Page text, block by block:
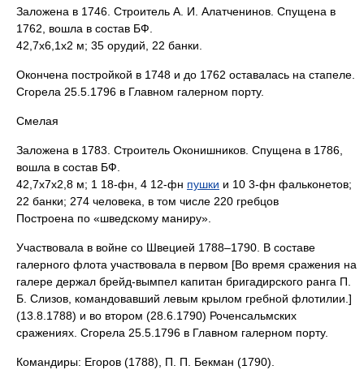
Заложена в 1746. Строитель А. И. Алатченинов. Спущена в
1762, вошла в состав БФ.
42,7x6,1x2 м; 35 орудий, 22 банки.
Окончена постройкой в 1748 и до 1762 оставалась на стапеле.
Сгорела 25.5.1796 в Главном галерном порту.
Смелая
Заложена в 1783. Строитель Оконишников. Спущена в 1786,
вошла в состав БФ.
42,7x7x2,8 м; 1 18-фн, 4 12-фн пушки и 10 3-фн фальконетов;
22 банки; 274 человека, в том числе 220 гребцов
Построена по «шведскому маниру».
Участвовала в войне со Швецией 1788–1790. В составе
галерного флота участвовала в первом [Во время сражения на
галере держал брейд-вымпел капитан бригадирского ранга П.
Б. Слизов, командовавший левым крылом гребной флотилии.]
(13.8.1788) и во втором (28.6.1790) Роченсальмских
сражениях. Сгорела 25.5.1796 в Главном галерном порту.
Командиры: Егоров (1788), П. П. Бекман (1790).